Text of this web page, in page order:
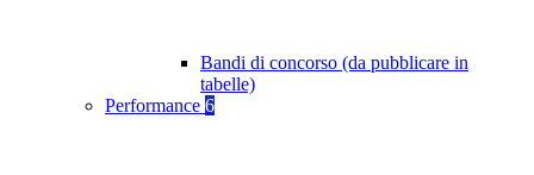
Bandi di concorso (da pubblicare in
tabelle)
Performance 6